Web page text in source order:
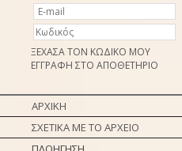
ΞΕΧΑΣΑ ΤΟΝ ΚΩΔΙΚΟ ΜΟΥ
ΕΓΓΡΑΦΗ ΣΤΟ ΑΠΟΘΕΤΗΡΙΟ
ΑΡΧΙΚΗ
ΣΧΕΤΙΚΑ ΜΕ ΤΟ ΑΡΧΕΙΟ